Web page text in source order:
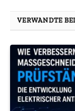
VERWANDTE